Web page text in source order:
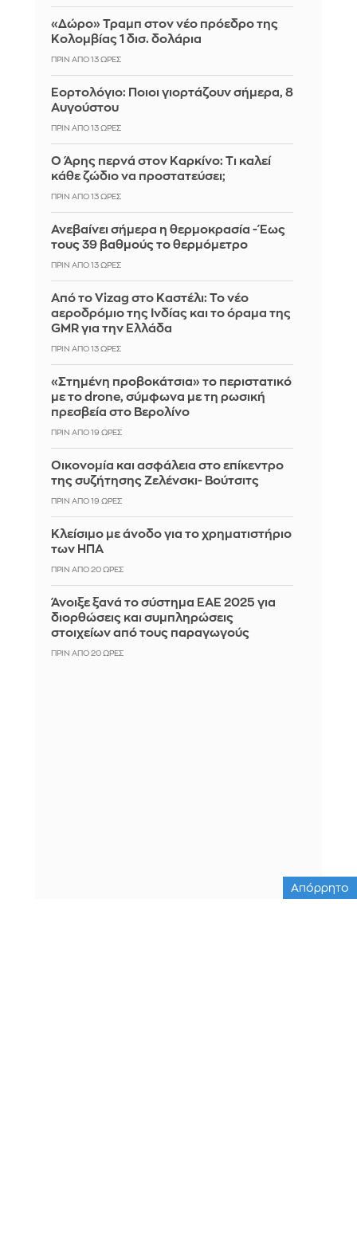
«Δώρο» Τραμπ στον νέο πρόεδρο της
Κολομβίας 1 δισ. δολάρια
ΠΡΙΝ ΑΠΌ 13 ΏΡΕΣ
Εορτολόγιο: Ποιοι γιορτάζουν σήμερα, 8
Αυγούστου
ΠΡΙΝ ΑΠΌ 13 ΏΡΕΣ
Ο Άρης περνά στον Καρκίνο: Τι καλεί
κάθε ζώδιο να προστατεύσει;
ΠΡΙΝ ΑΠΌ 13 ΏΡΕΣ
Ανεβαίνει σήμερα η θερμοκρασία - Έως
τους 39 βαθμούς το θερμόμετρο
ΠΡΙΝ ΑΠΌ 13 ΏΡΕΣ
Από το Vizag στο Καστέλι: Το νέο
αεροδρόμιο της Ινδίας και το όραμα της
GMR για την Ελλάδα
ΠΡΙΝ ΑΠΌ 13 ΏΡΕΣ
«Στημένη προβοκάτσια» το περιστατικό
με το drone, σύμφωνα με τη ρωσική
πρεσβεία στο Βερολίνο
ΠΡΙΝ ΑΠΌ 19 ΏΡΕΣ
Οικονομία και ασφάλεια στο επίκεντρο
της συζήτησης Ζελένσκι- Βούτσιτς
ΠΡΙΝ ΑΠΌ 19 ΏΡΕΣ
Κλείσιμο με άνοδο για το χρηματιστήριο
των ΗΠΑ
ΠΡΙΝ ΑΠΌ 20 ΏΡΕΣ
Άνοιξε ξανά το σύστημα ΕΑΕ 2025 για
διορθώσεις και συμπληρώσεις
στοιχείων από τους παραγωγούς
ΠΡΙΝ ΑΠΌ 20 ΏΡΕΣ
Απόρρητο